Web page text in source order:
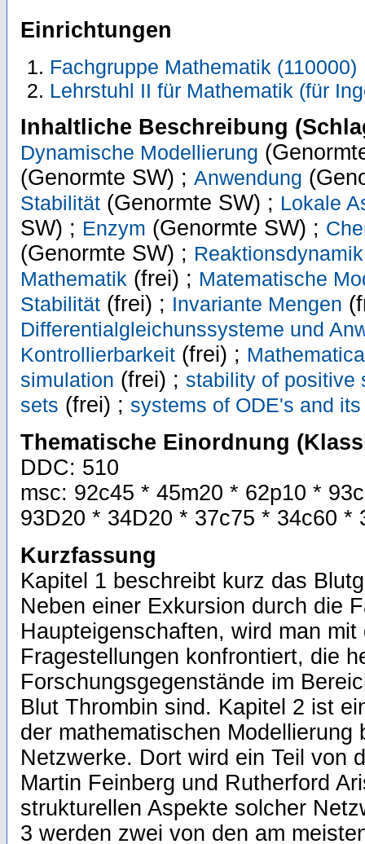
Einrichtungen
Fachgruppe Mathematik (110000)
Lehrstuhl II für Mathematik (für
Inhaltliche Beschreibung
Dynamische Modellierung
(Genormte SW) ; Anwendung
Stabilität (Genormte SW) ; Lokale
SW) ; Enzym (Genormte SW) ;
(Genormte SW) ; Reaktionsdynamik
Mathematik (frei) ; Matematische
Stabilität (frei) ; Invariante Mengen
Differentialgleichunssysteme und
Kontrollierbarkeit (frei) ;
simulation (frei) ; stability of positive
sets (frei) ; systems of ODE's and
Thematische Einordnung
DDC: 510
msc: 92c45 * 45m20 * 62p10 *
93D20 * 34D20 * 37c75 * 34c60 *
Kurzfassung
Kapitel 1 beschreibt kurz das
Neben einer Exkursion durch die
Haupteigenschaften, wird man
Fragestellungen konfrontiert, die
Forschungsgegenstände im
Blut Thrombin sind. Kapitel 2 ist
der mathematischen Modellierung
Netzwerke. Dort wird ein Teil von
Martin Feinberg und Rutherford
strukturellen Aspekte solcher
3 werden zwei von den am